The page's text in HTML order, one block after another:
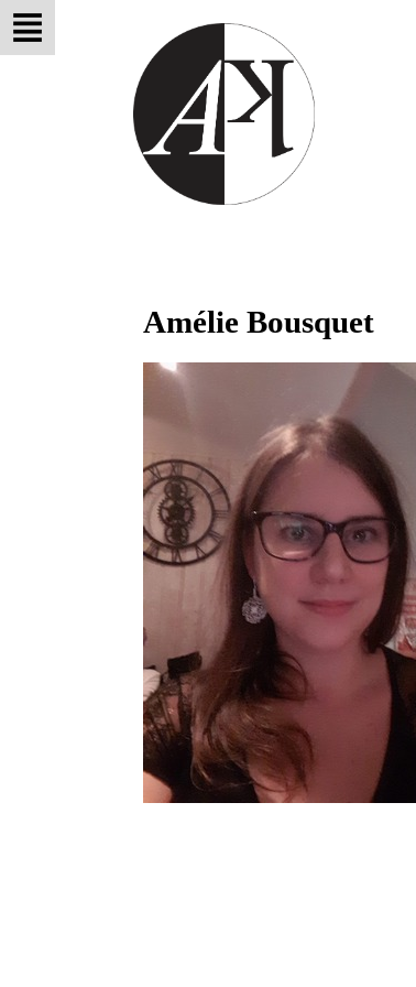
Amélie Bousquet